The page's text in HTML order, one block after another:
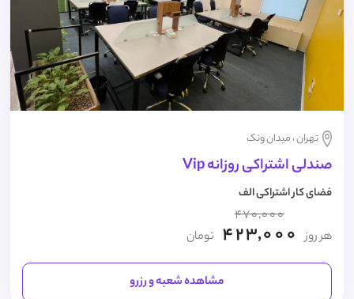
تهران ، میدان ونک
صندلی اشتراکی روزانه Vip
فضای کار اشتراکی الف
هر روز
470,000
423,000 تومان
مشاهده شعبه و رزرو